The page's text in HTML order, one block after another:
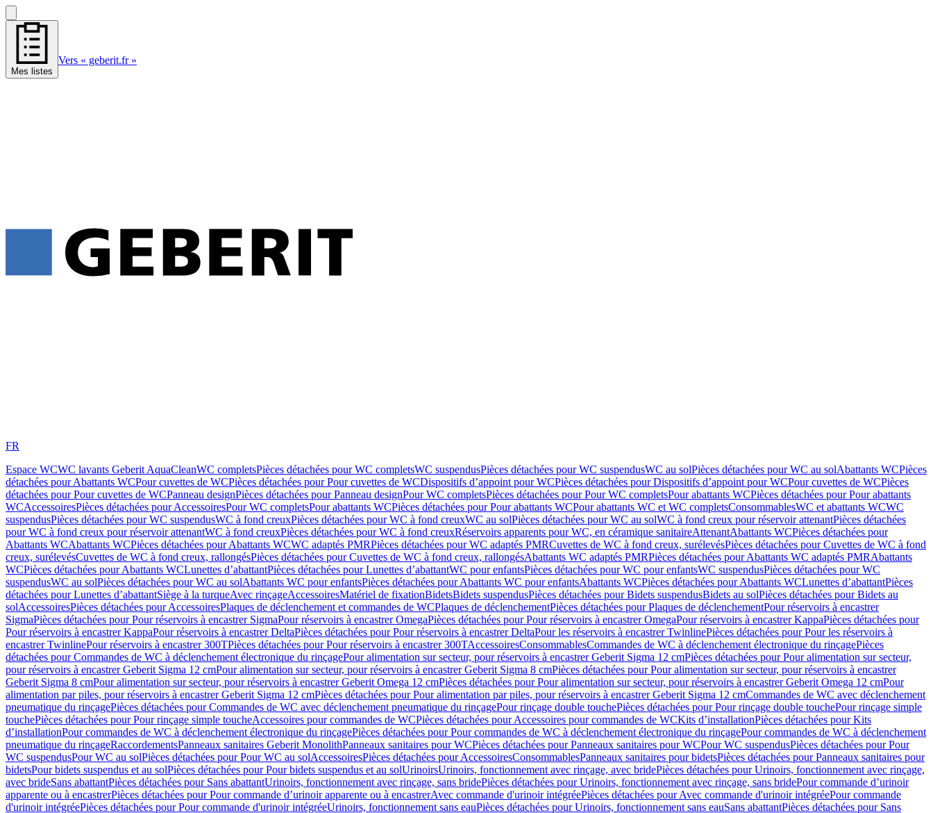
Mes listes
Vers « geberit.fr »
FR
Espace WCWC lavants Geberit AquaCleanWC completsPièces détachées pour WC completsWC suspendusPièces détachées pour WC suspendusWC au solPièces détachées pour WC au solAbattants WCPièces
détachées pour Abattants WCPour cuvettes de WCPièces détachées pour Pour cuvettes de WCDispositifs d’appoint pour WCPièces détachées pour Dispositifs d’appoint pour WCPour cuvettes de WCPièces
détachées pour Pour cuvettes de WCPanneau designPièces détachées pour Panneau designPour WC completsPièces détachées pour Pour WC completsPour abattants WCPièces détachées pour Pour abattants
WCAccessoiresPièces détachées pour AccessoiresPour WC completsPour abattants WCPièces détachées pour Pour abattants WCPour abattants WC et WC completsConsommablesWC et abattants WCWC
suspendusPièces détachées pour WC suspendusWC à fond creuxPièces détachées pour WC à fond creuxWC au solPièces détachées pour WC au solWC à fond creux pour réservoir attenantPièces détachées
pour WC à fond creux pour réservoir attenantWC à fond creuxPièces détachées pour WC à fond creuxRéservoirs apparents pour WC, en céramique sanitaireAttenantAbattants WCPièces détachées pour
Abattants WCAbattants WCPièces détachées pour Abattants WCWC adaptés PMRPièces détachées pour WC adaptés PMRCuvettes de WC à fond creux, surélevésPièces détachées pour Cuvettes de WC à fond
creux, surélevésCuvettes de WC à fond creux, rallongésPièces détachées pour Cuvettes de WC à fond creux, rallongésAbattants WC adaptés PMRPièces détachées pour Abattants WC adaptés PMRAbattants
WCPièces détachées pour Abattants WCLunettes d’abattantPièces détachées pour Lunettes d’abattantWC pour enfantsPièces détachées pour WC pour enfantsWC suspendusPièces détachées pour WC
suspendusWC au solPièces détachées pour WC au solAbattants WC pour enfantsPièces détachées pour Abattants WC pour enfantsAbattants WCPièces détachées pour Abattants WCLunettes d’abattantPièces
détachées pour Lunettes d’abattantSiège à la turqueAvec rinçageAccessoiresMatériel de fixationBidetsBidets suspendusPièces détachées pour Bidets suspendusBidets au solPièces détachées pour Bidets au
solAccessoiresPièces détachées pour AccessoiresPlaques de déclenchement et commandes de WCPlaques de déclenchementPièces détachées pour Plaques de déclenchementPour réservoirs à encastrer
SigmaPièces détachées pour Pour réservoirs à encastrer SigmaPour réservoirs à encastrer OmegaPièces détachées pour Pour réservoirs à encastrer OmegaPour réservoirs à encastrer KappaPièces détachées pour
Pour réservoirs à encastrer KappaPour réservoirs à encastrer DeltaPièces détachées pour Pour réservoirs à encastrer DeltaPour les réservoirs à encastrer TwinlinePièces détachées pour Pour les réservoirs à
encastrer TwinlinePour réservoirs à encastrer 300TPièces détachées pour Pour réservoirs à encastrer 300TAccessoiresConsommablesCommandes de WC à déclenchement électronique du rinçagePièces
détachées pour Commandes de WC à déclenchement électronique du rinçagePour alimentation sur secteur, pour réservoirs à encastrer Geberit Sigma 12 cmPièces détachées pour Pour alimentation sur secteur,
pour réservoirs à encastrer Geberit Sigma 12 cmPour alimentation sur secteur, pour réservoirs à encastrer Geberit Sigma 8 cmPièces détachées pour Pour alimentation sur secteur, pour réservoirs à encastrer
Geberit Sigma 8 cmPour alimentation sur secteur, pour réservoirs à encastrer Geberit Omega 12 cmPièces détachées pour Pour alimentation sur secteur, pour réservoirs à encastrer Geberit Omega 12 cmPour
alimentation par piles, pour réservoirs à encastrer Geberit Sigma 12 cmPièces détachées pour Pour alimentation par piles, pour réservoirs à encastrer Geberit Sigma 12 cmCommandes de WC avec déclenchement
pneumatique du rinçagePièces détachées pour Commandes de WC avec déclenchement pneumatique du rinçagePour rinçage double touchePièces détachées pour Pour rinçage double touchePour rinçage simple
touchePièces détachées pour Pour rinçage simple toucheAccessoires pour commandes de WCPièces détachées pour Accessoires pour commandes de WCKits d’installationPièces détachées pour Kits
d’installationPour commandes de WC à déclenchement électronique du rinçagePièces détachées pour Pour commandes de WC à déclenchement électronique du rinçagePour commandes de WC à déclenchement
pneumatique du rinçageRaccordementsPanneaux sanitaires Geberit MonolithPanneaux sanitaires pour WCPièces détachées pour Panneaux sanitaires pour WCPour WC suspendusPièces détachées pour Pour
WC suspendusPour WC au solPièces détachées pour Pour WC au solAccessoiresPièces détachées pour AccessoiresConsommablesPanneaux sanitaires pour bidetsPièces détachées pour Panneaux sanitaires pour
bidetsPour bidets suspendus et au solPièces détachées pour Pour bidets suspendus et au solUrinoirsUrinoirs, fonctionnement avec rinçage, avec bridePièces détachées pour Urinoirs, fonctionnement avec rinçage,
avec brideSans abattantPièces détachées pour Sans abattantUrinoirs, fonctionnement avec rinçage, sans bridePièces détachées pour Urinoirs, fonctionnement avec rinçage, sans bridePour commande d’urinoir
apparente ou à encastrerPièces détachées pour Pour commande d’urinoir apparente ou à encastrerAvec commande d'urinoir intégréePièces détachées pour Avec commande d'urinoir intégréePour commande
d'urinoir intégréePièces détachées pour Pour commande d'urinoir intégréeUrinoirs, fonctionnement sans eauPièces détachées pour Urinoirs, fonctionnement sans eauSans abattantPièces détachées pour Sans